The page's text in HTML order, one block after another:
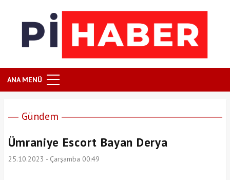
ANA MENÜ
Gündem
Ümraniye Escort Bayan Derya
25.10.2023 - Çarşamba 00:49